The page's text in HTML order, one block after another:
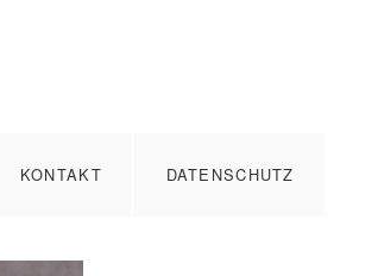
KONTAKT DATENSCHUTZ